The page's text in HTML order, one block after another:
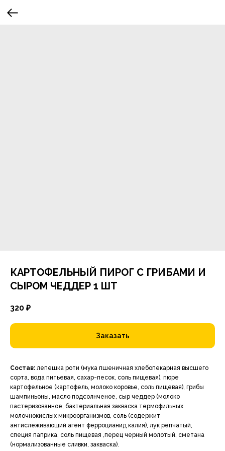
КАРТОФЕЛЬНЫЙ ПИРОГ С ГРИБАМИ И
СЫРОМ ЧЕДДЕР 1 ШТ
320 ₽
Заказать
Состав: лепешка роти (мука пшеничная хлебопекарная высшего
сорта, вода питьевая, сахар-песок, соль пищевая), пюре
картофельное (картофель, молоко коровье, соль пищевая), грибы
шампиньоны, масло подсолнченое, сыр чеддер (молоко
пастеризованное, бактериальная закваска термофильных
молочнокислых микроорганизмов, соль (содержит
антислеживающий агент ферроцианид калия), лук репчатый,
специя паприка, соль пищевая ,перец черный молотый, сметана
(нормализованные сливки, закваска).